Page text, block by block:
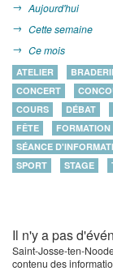
Aujourd'hui
Cette semaine
Ce mois
ATELIER
CONCERT
COURS
DÉBAT
FÊTE
FORMATION
SÉANCE
SPORT
STAGE
Il n'y a pas
Saint-Josse-ten-
contenu des